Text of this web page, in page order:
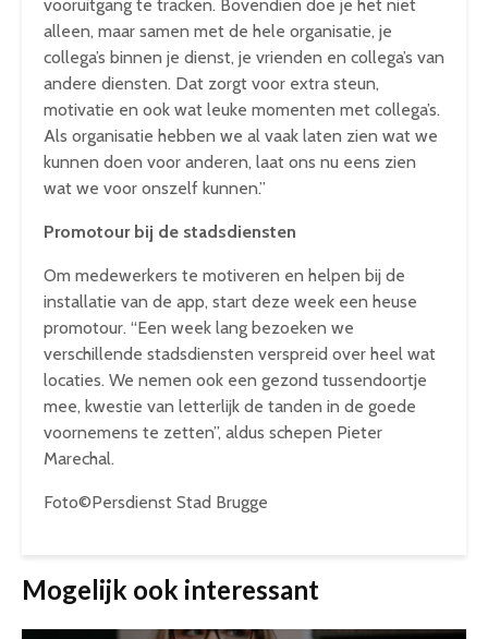
vooruitgang te tracken. Bovendien doe je het niet
alleen, maar samen met de hele organisatie, je
collega’s binnen je dienst, je vrienden en collega’s van
andere diensten. Dat zorgt voor extra steun,
motivatie en ook wat leuke momenten met collega’s.
Als organisatie hebben we al vaak laten zien wat we
kunnen doen voor anderen, laat ons nu eens zien
wat we voor onszelf kunnen.”
Promotour bij de stadsdiensten
Om medewerkers te motiveren en helpen bij de
installatie van de app, start deze week een heuse
promotour. “Een week lang bezoeken we
verschillende stadsdiensten verspreid over heel wat
locaties. We nemen ook een gezond tussendoortje
mee, kwestie van letterlijk de tanden in de goede
voornemens te zetten”, aldus schepen Pieter
Marechal.
Foto©Persdienst Stad Brugge
Mogelijk ook interessant